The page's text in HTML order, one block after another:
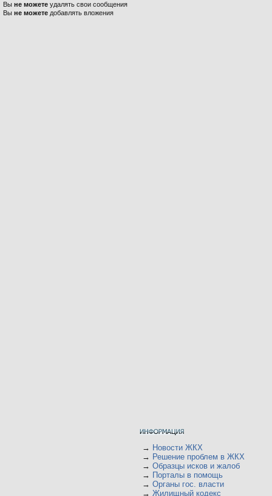
Вы не можете удалять свои сообщения
Вы не можете добавлять вложения
→ Новости ЖКХ
→ Решение проблем в ЖКХ
→ Образцы исков и жалоб
→ Порталы в помощь
→ Органы гос. власти
→ Жилищный кодекс